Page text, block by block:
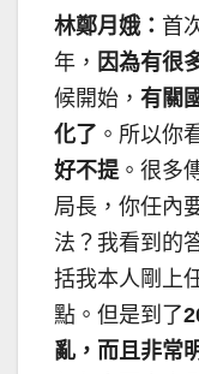
林鄭月娥： 首
年， 因為有很
候開始， 有關
化了 。所以你
好不提。很多
局長，你任內
法？我看到的
括我本人剛上
點。但是到了
亂，而且非常